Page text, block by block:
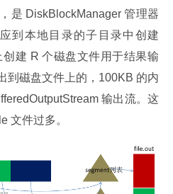
是 DiskBlockManager 管理器
到本地目录的子目录中创建
建 R 个磁盘文件用于结果输
到磁盘文件上的，100KB 的内
输出流。这
文件过多。